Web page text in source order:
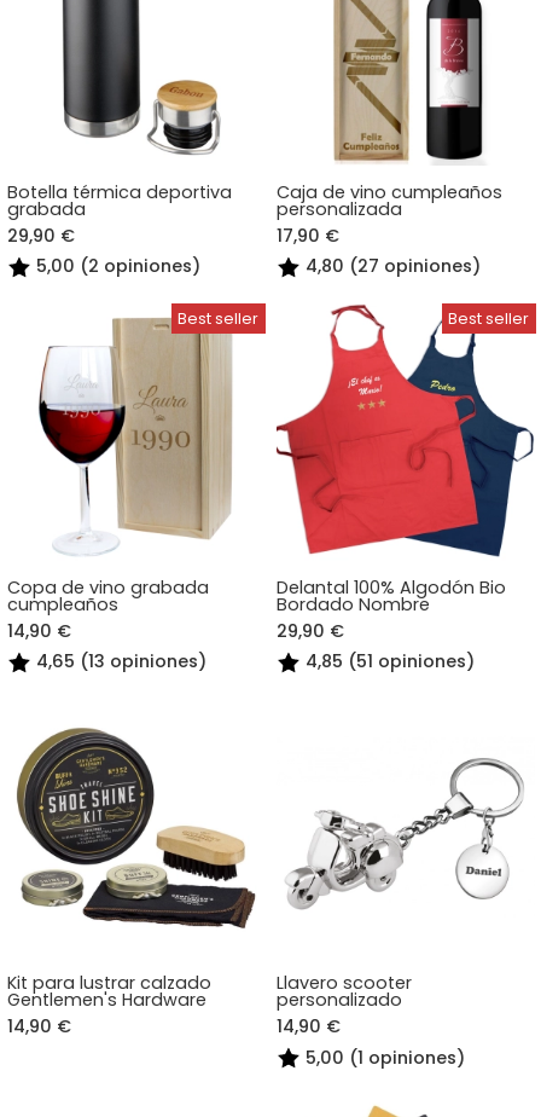
Botella térmica deportiva
grabada
29,90 €
5,00 (2 opiniones)
Caja de vino cumpleaños
personalizada
17,90 €
4,80 (27 opiniones)
Copa de vino grabada
cumpleaños
14,90 €
4,65 (13 opiniones)
Delantal 100% Algodón Bio
Bordado Nombre
29,90 €
4,85 (51 opiniones)
Kit para lustrar calzado
Gentlemen's Hardware
14,90 €
Llavero scooter
personalizado
14,90 €
5,00 (1 opiniones)